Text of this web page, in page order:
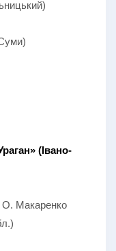
(Івано-
О. Макаренко